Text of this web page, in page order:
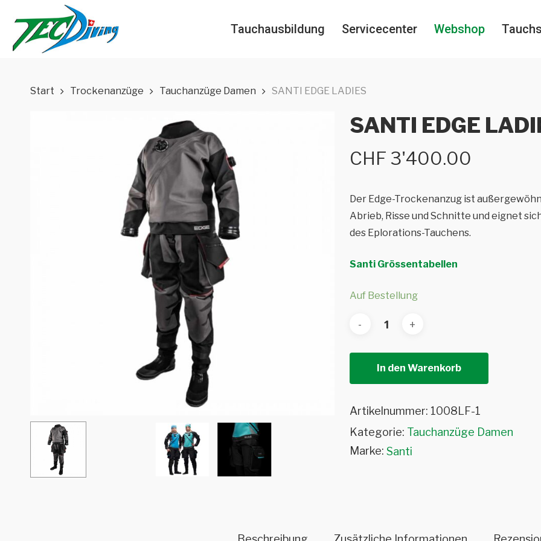
main
Tauchausbildung Servicecenter Webshop
Start Trockenanzüge Tauchanzüge Damen SANTI EDGE LADIES
SANTI EDGE
CHF 3'400.00
Der Edge-Trockenanzug ist
Abrieb, Risse und Schnitte und eignet
des Eplorations-Tauchens.
Santi Grössentabellen
Auf Bestellung
In den Warenkorb
Artikelnummer: 1008LF-1
Kategorie: Tauchanzüge Damen
Marke: Santi